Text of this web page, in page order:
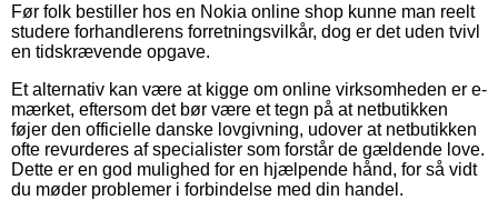
Før folk bestiller hos en Nokia online shop kunne man reelt
studere forhandlerens forretningsvilkår, dog er det uden tvivl
en tidskrævende opgave.
Et alternativ kan være at kigge om online virksomheden er e-
mærket, eftersom det bør være et tegn på at netbutikken
føjer den officielle danske lovgivning, udover at netbutikken
ofte revurderes af specialister som forstår de gældende love.
Dette er en god mulighed for en hjælpende hånd, for så vidt
du møder problemer i forbindelse med din handel.